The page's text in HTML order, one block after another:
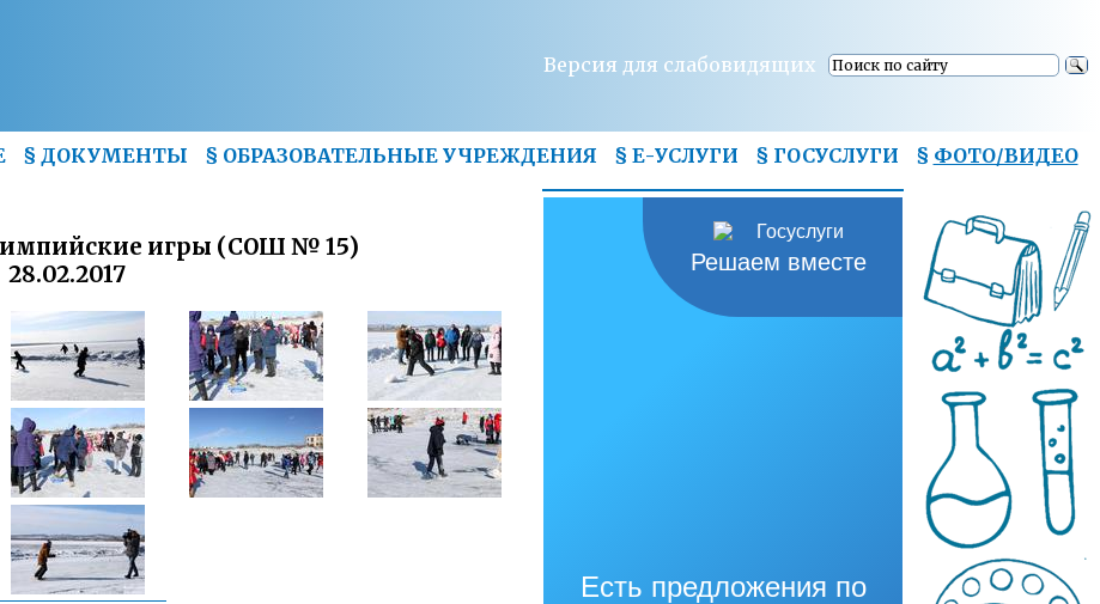
Версия для слабовидящих
§ ДОКУМЕНТЫ § ОБРАЗОВАТЕЛЬНЫЕ УЧРЕЖДЕНИЯ § Е-УСЛУГИ § ГОСУСЛУГИ § ФОТО/ВИДЕО
игры (СОШ № 15)
28.02.2017
Решаем вместе
Есть предложения по